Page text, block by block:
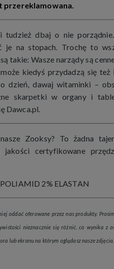
przereklamowana.
dbaj o nie porządnie.
je na stopach. Trochę to
takie: Wasze narządy są
kiedyś przydadzą się też
dzień, dawaj witaminki –
skarpetki w organy i
Dawca.pl.
Zooksy? To żadna
jakości certyfikowane
2% ELASTAN
oddać oferowane przez nas produkty.
nieznacznie się różnić, co wynika z
lub ekranu na którym oglądasz nasze zdjęcia.